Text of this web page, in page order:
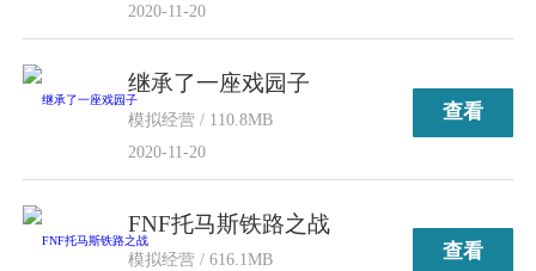
2020-11-20
继承了一座戏园子
模拟经营 / 110.8MB
2020-11-20
查看
FNF托马斯铁路之战
模拟经营 / 616.1MB
查看